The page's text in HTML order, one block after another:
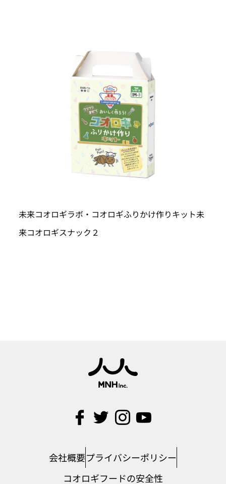
未来コオロギラボ・コオロギふりかけ作りキット未
来コオロギスナック２
会社概要プライバシーポリシー
コオロギフードの安全性